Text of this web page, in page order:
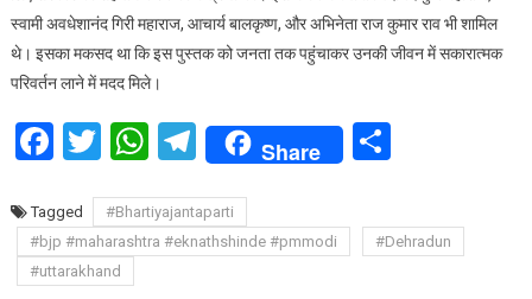
की
योजनाएं
कुमार
स्वामी अवधेशानंद गिरी महाराज, आचार्य बालकृष्ण, और अभिनेता राज कुमार राव भी शामिल
थे। इसका मकसद था कि इस पुस्तक को जनता तक पहुंचाकर उनकी जीवन में सकारात्मक
परिवर्तन लाने में मदद मिले।
Facebook
Twitter
WhatsApp
Telegram
Share Share
Tagged
#Bhartiyajantaparti
#bjp #maharashtra #eknathshinde #pmmodi
#Dehradun
#uttarakhand